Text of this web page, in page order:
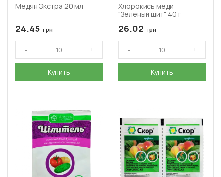
Медян Экстра 20 мл
24.45 грн
Купить
Хлорокись меди
"Зеленый щит" 40 г
26.02 грн
Купить